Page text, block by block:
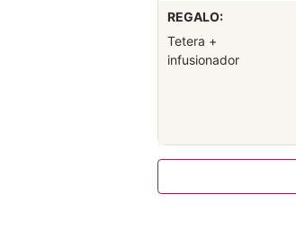
REGALO:
Tetera +
infusionador